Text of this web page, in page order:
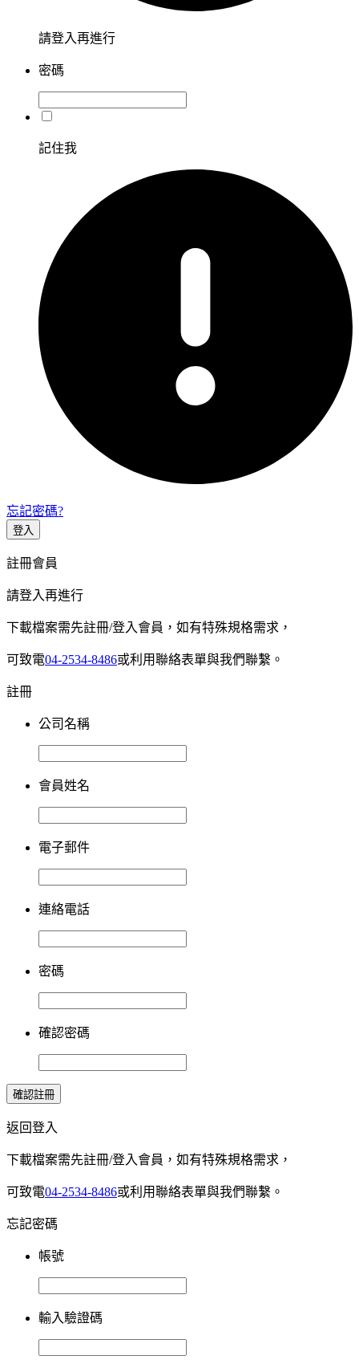
請登入再進行
密碼
記住我
忘記密碼?
登入
註冊會員
請登入再進行
下載檔案需先註冊/登入會員，如有特殊規格需求，
可致電04-2534-8486或利用聯絡表單與我們聯繫。
註冊
公司名稱
會員姓名
電子郵件
連絡電話
密碼
確認密碼
確認註冊
返回登入
下載檔案需先註冊/登入會員，如有特殊規格需求，
可致電04-2534-8486或利用聯絡表單與我們聯繫。
忘記密碼
帳號
輸入驗證碼